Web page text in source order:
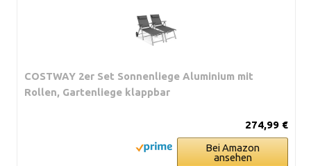
COSTWAY 2er Set Sonnenliege Aluminium mit
Rollen, Gartenliege klappbar
274,99 €
Bei Amazon
ansehen